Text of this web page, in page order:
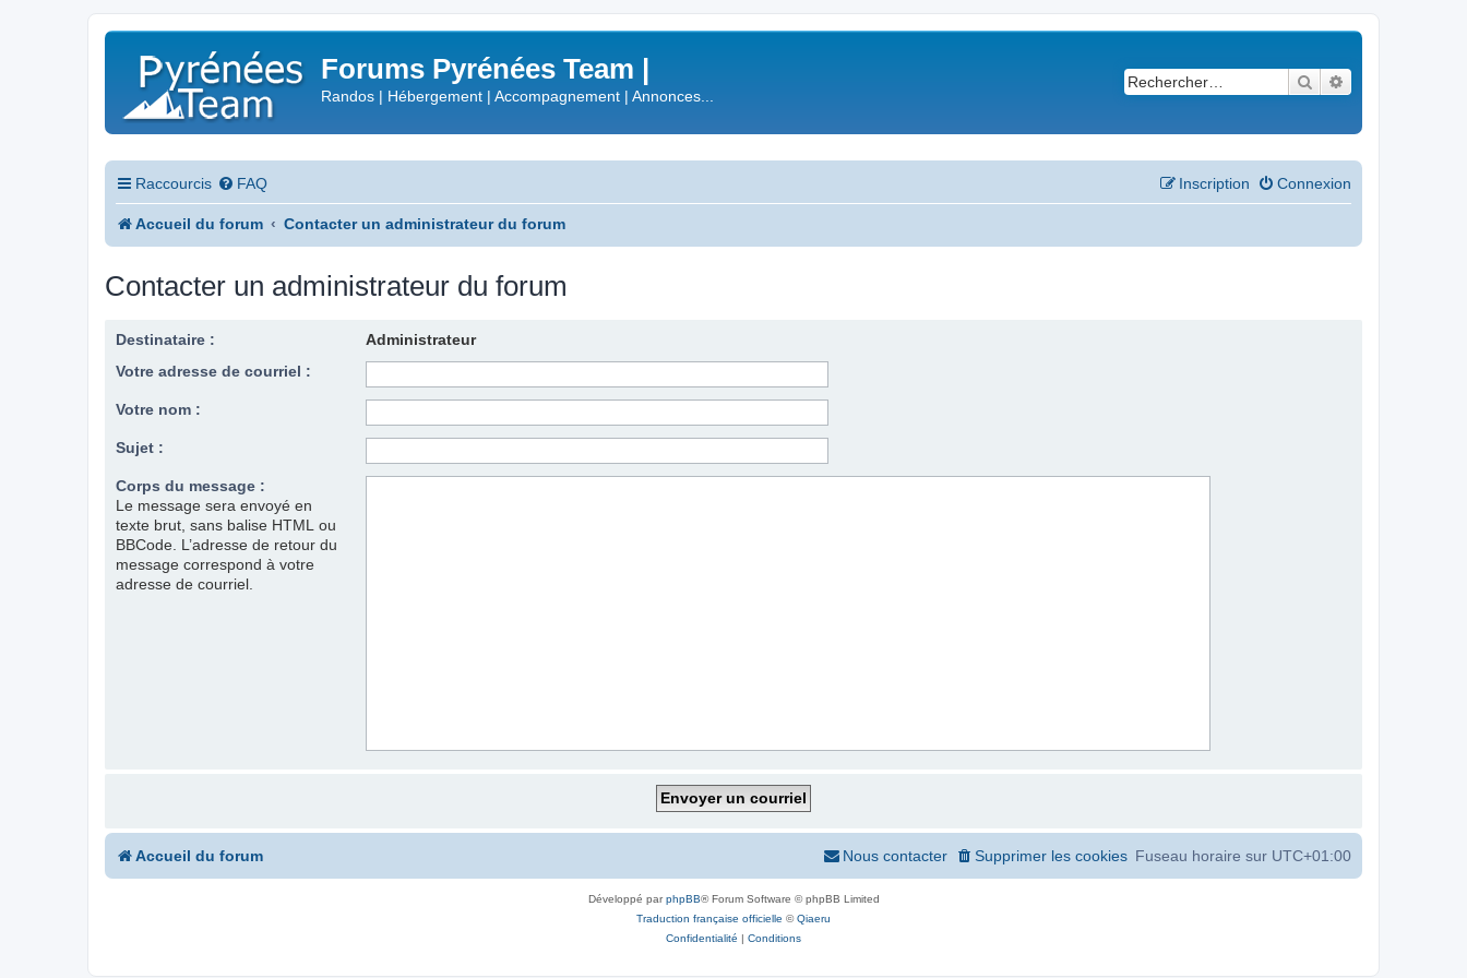
Forums Pyrénées Team |
Randos | Hébergement | Accompagnement | Annonces...
Rechercher
Raccourcis FAQ Connexion
Inscription
Accueil du forum Contacter un administrateur du forum
Contacter un administrateur du forum
Destinataire :
Administrateur
Votre adresse de courriel :
Votre nom :
Sujet :
Corps du message :
Le message sera envoyé en
texte brut, sans balise HTML ou
BBCode. L’adresse de retour du
message correspond à votre
adresse de courriel.
Accueil du forum Fuseau horaire sur UTC+01:00
Supprimer les cookies
Nous contacter
Développé parphpBB® Forum Software © phpBB Limited
Traduction française officielle ©Qiaeru
Confidentialité | Conditions